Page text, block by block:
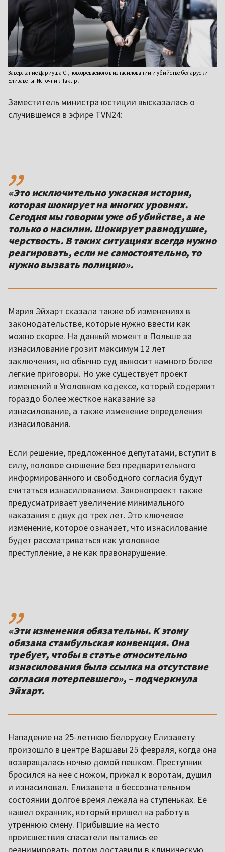
Задержание Дариуша С., подозреваемого в изнасиловании и убийстве беларуски
Елизаветы. Источник: fakt.pl
Заместитель министра юстиции высказалась о
случившемся в эфире TVN24:
,,
«Это исключительно ужасная история,
которая шокирует на многих уровнях.
Сегодня мы говорим уже об убийстве, а не
только о насилии. Шокирует равнодушие,
черствость. В таких ситуациях всегда нужно
реагировать, если не самостоятельно, то
нужно вызвать полицию».
Мария Эйхарт сказала также об изменениях в
законодательстве, которые нужно ввести как
можно скорее. На данный момент в Польше за
изнасилование грозит максимум 12 лет
заключения, но обычно суд выносит намного более
легкие приговоры. Но уже существует проект
изменений в Уголовном кодексе, который содержит
гораздо более жесткое наказание за
изнасилование, а также изменение определения
изнасилования.
Если решение, предложенное депутатами, вступит в
силу, половое сношение без предварительного
информированного и свободного согласия будут
считаться изнасилованием. Законопроект также
предусматривает увеличение минимального
наказания с двух до трех лет. Это ключевое
изменение, которое означает, что изнасилование
будет рассматриваться как уголовное
преступление, а не как правонарушение.
,,
«Эти изменения обязательны. К этому
обязана стамбульская конвенция. Она
требует, чтобы в статье относительно
изнасилования была ссылка на отсутствие
согласия потерпевшего», – подчеркнула
Эйхарт.
Нападение на 25-летнюю белоруску Елизавету
произошло в центре Варшавы 25 февраля, когда она
возвращалась ночью домой пешком. Преступник
бросился на нее с ножом, прижал к воротам, душил
и изнасиловал. Елизавета в бессознательном
состоянии долгое время лежала на ступеньках. Ее
нашел охранник, который пришел на работу в
утреннюю смену. Прибывшие на место
происшествия спасатели пытались ее